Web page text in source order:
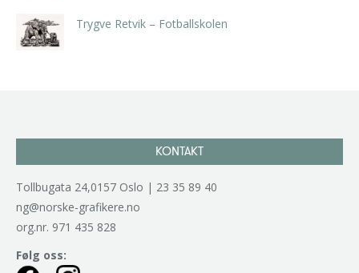
Trygve Retvik – Fotballskolen
KONTAKT
Tollbugata 24,0157 Oslo | 23 35 89 40
ng@norske-grafikere.no
org.nr. 971 435 828
Følg oss: